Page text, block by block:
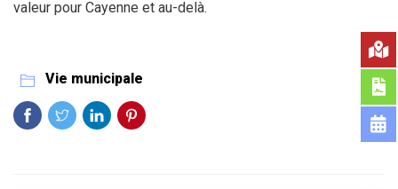
valeur pour Cayenne et au-delà.
Vie municipale